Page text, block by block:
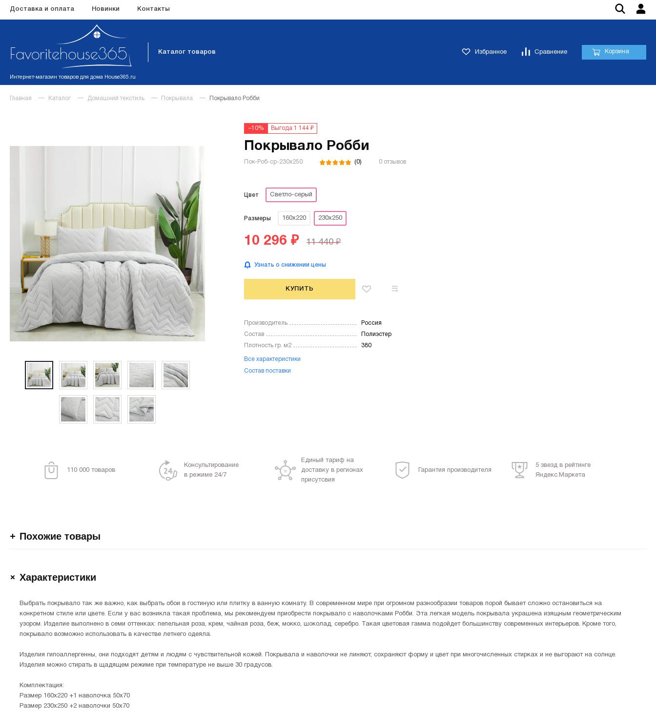
Интернет-магазин товаров для дома House365.ru
Каталог товаров Избранное Сравнение Корзина
Доставка и оплата Новинки Контакты
Главная Каталог Домашний текстиль Покрывала Покрывало Робби
–10% Выгода 1 144 ₽
Покрывало Робби
Пок-Роб-ср-230х250 (0) 0 отзывов
Цвет Светло-серый
Размеры 160х220 230х250
10 296 ₽ 11 440 ₽
Узнать о снижении цены
КУПИТЬ
Производитель Россия
Состав Полиэстер
Плотность гр. м2 380
Все характеристики
Состав поставки
110 000 товаров
Консультирование
в режиме 24/7
Единый тариф на
доставку в регионах
присутсвия
Гарантия производителя
5 звезд в рейтинге
Яндекс.Маркета
Похожие товары
Характеристики
Выбрать покрывало так же важно, как выбрать обои в гостиную или плитку в ванную комнату. В современном мире при огромном разнообразии товаров порой бывает сложно остановиться на
конкретном стиле или цвете. Если у вас возникла такая проблема, мы рекомендуем приобрести покрывало с наволочками Робби. Эта легкая модель покрывала украшена изящным геометрическим
узором. Изделие выполнено в семи оттенках: пепельная роза, крем, чайная роза, беж, мокко, шоколад, серебро. Такая цветовая гамма подойдет большинству современных интерьеров. Кроме того,
покрывало возможно использовать в качестве летнего одеяла.
Изделия гипоаллергенны, они подходят детям и людям с чувствительной кожей. Покрывала и наволочки не линяют, сохраняют форму и цвет при многочисленных стирках и не выгорают на солнце.
Изделия можно стирать в щадящем режиме при температуре не выше 30 градусов.
Комплектация:
Размер 160х220 +1 наволочка 50х70
Размер 230х250 +2 наволочки 50х70